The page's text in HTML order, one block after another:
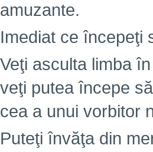
amuzante.
Imediat ce începeţi
Veţi asculta limba
veţi putea începe
cea a unui vorbitor
Puteţi învăţa din